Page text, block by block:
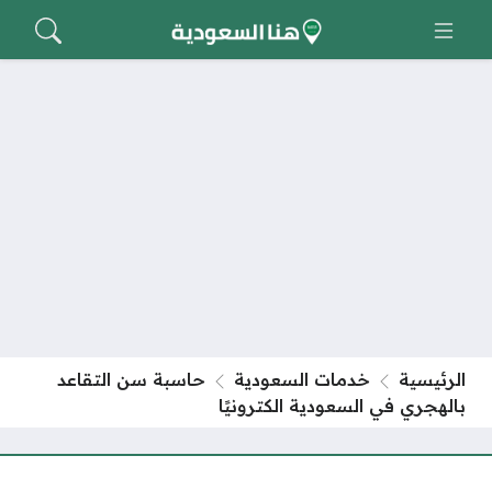
الرئيسية خدمات السعودية
حاسبة سن التقاعد
بالهجري في السعودية الكترونيًا